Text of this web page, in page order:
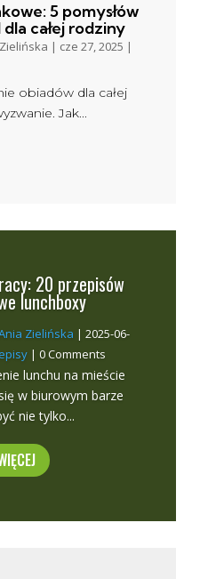
5 pomysłów
całej rodziny
| cze 27, 2025 |
obiadów dla całej
Jak...
20 przepisów
lunchboxy
Zielińska |2025-06-
| 0 Comments
lunchu na mieście
w biurowym barze
nie tylko...